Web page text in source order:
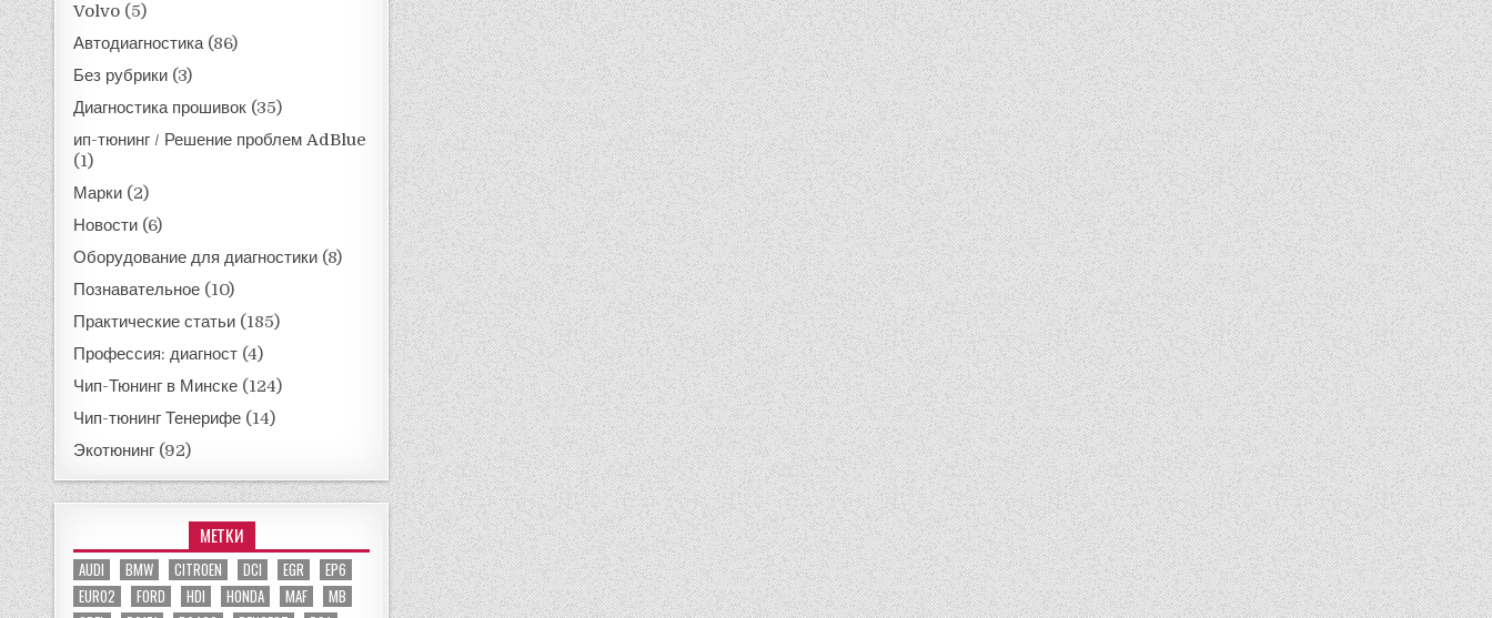
Volvo (5)
Автодиагностика(86)
Без рубрики (3)
Диагностика прошивок (35)
ип-тюнинг / Решение проблем AdBlue
(1)
Марки (2)
Новости (6)
Оборудование для диагностики (8)
Познавательное (10)
Практические статьи (185)
Профессия: диагност (4)
Чип-Тюнинг в Минске (124)
Чип-тюнинг Тенерифе (14)
Экотюнинг (92)
МЕТКИ
AUDI BMW CITROEN DCI EGR
EP6
EURO2
FORD HDI HONDA MAF
MB